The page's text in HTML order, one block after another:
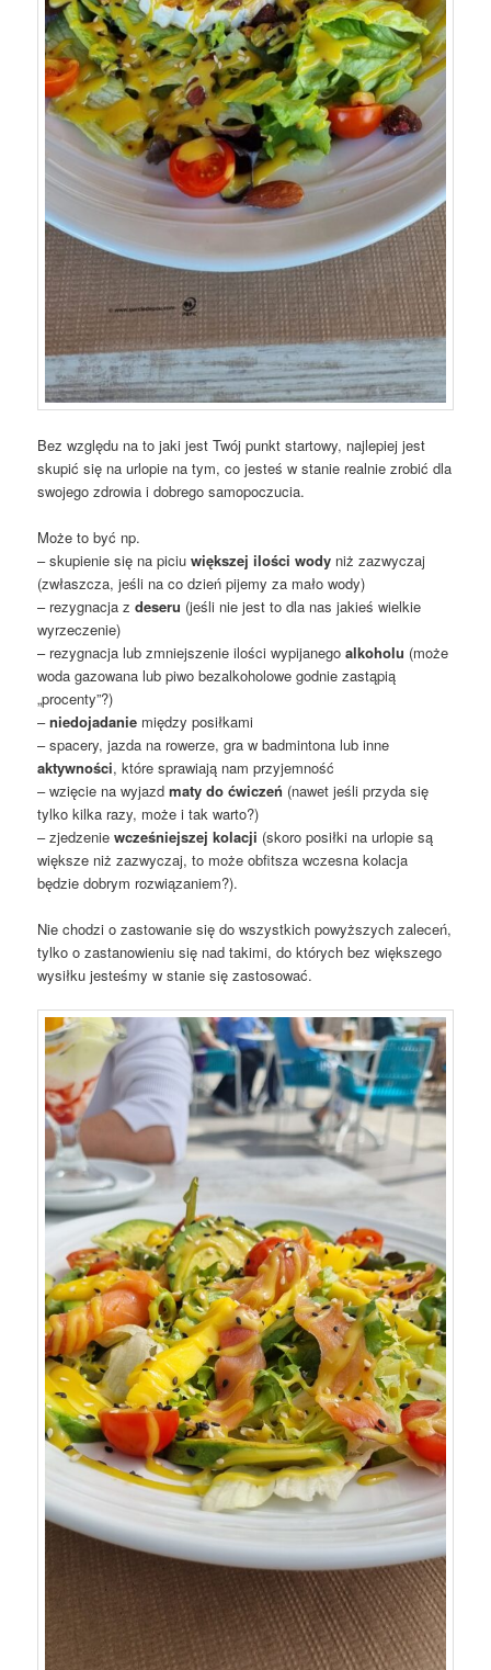
Bez względu na to jaki jest Twój punkt startowy, najlepiej jest
skupić się na urlopie na tym, co jesteś w stanie realnie zrobić dla
swojego zdrowia i dobrego samopoczucia.
Może to być np.
– skupienie się na piciu większej ilości wody niż zazwyczaj
(zwłaszcza, jeśli na co dzień pijemy za mało wody)
– rezygnacja zdeseru (jeśli nie jest to dla nas jakieś wielkie
wyrzeczenie)
– rezygnacja lub zmniejszenie ilości wypijanegoalkoholu (może
woda gazowana lub piwo bezalkoholowe godnie zastąpią
„procenty”?)
–niedojadanie między posiłkami
– spacery, jazda na rowerze, gra w badmintona lub inne
aktywności, które sprawiają nam przyjemność
– wzięcie na wyjazd maty do ćwiczeń (nawet jeśli przyda się
tylko kilka razy, może i tak warto?)
– zjedzeniewcześniejszej kolacji (skoro posiłki na urlopie są
większe niż zazwyczaj, to może obfitsza wczesna kolacja
będzie dobrym rozwiązaniem?).
Nie chodzi o zastowanie się do wszystkich powyższych zaleceń,
tylko o zastanowieniu się nad takimi, do których bez większego
wysiłku jesteśmy w stanie się zastosować.